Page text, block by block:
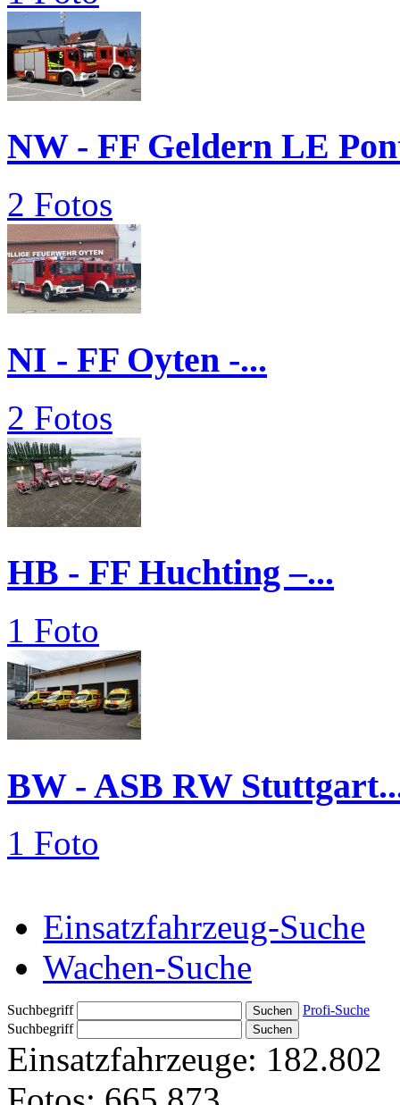
NW - FF Geldern LE
2 Fotos
NI - FF Oyten -...
2 Fotos
HB - FF Huchting –...
1 Foto
BW - ASB RW
1 Foto
Einsatzfahrzeug-Suche
Wachen-Suche
Suchbegriff
Profi-Suche
Suchbegriff
Einsatzfahrzeuge: 182.802